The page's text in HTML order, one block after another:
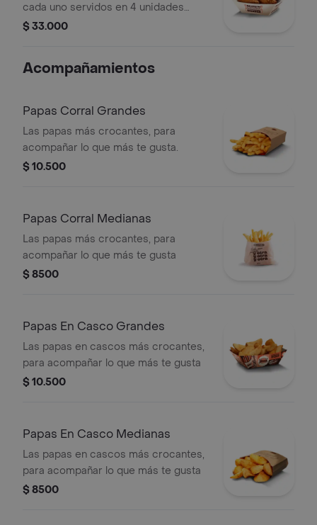
cada uno servidos en 4 unidades
acompañados de miel mostaza
$ 33.000
Acompañamientos
Papas Corral Grandes
Las papas más crocantes, para
acompañar lo que más te gusta.
$ 10.500
Papas Corral Medianas
Las papas más crocantes, para
acompañar lo que más te gusta
$ 8500
Papas En Casco Grandes
Las papas en cascos más crocantes,
para acompañar lo que más te gusta
$ 10.500
Papas En Casco Medianas
Las papas en cascos más crocantes,
para acompañar lo que más te gusta
$ 8500